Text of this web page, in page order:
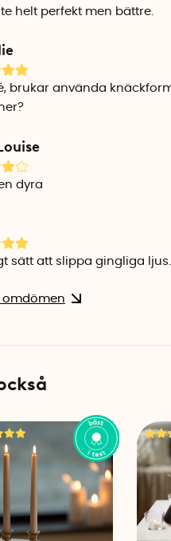
Silikon
x vita & 2 x transparenta
innovatör: Camilla & Lars
helt perfekt men bättre.
brukar använda
dyra
sätt att slippa gingliga ljus.
omdömen